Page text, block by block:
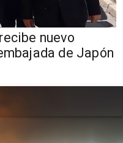
nuevo
de Japón